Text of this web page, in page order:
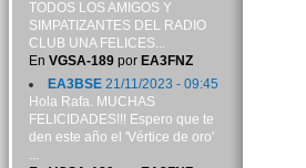
TODOS LOS AMIGOS Y
SIMPATIZANTES DEL RADIO
CLUB UNA FELICES...
En VGSA-189por EA3FNZ
EA3BSE21/11/2023 - 09:45
Hola Rafa. MUCHAS
FELICIDADES!!! Espero que te
den este año el 'Vértice de oro'
...